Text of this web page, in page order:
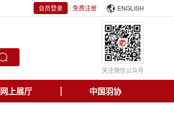
会员登录 免费注册 ENGLISH
关注微信公众号
网上展厅 中国羽协